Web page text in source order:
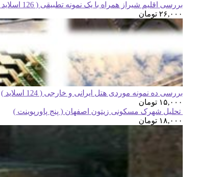
بررسی اقلیم شیراز همراه با یک نمونه تطبیقی ( 126 اسلاید )
۲۶,۰۰۰ تومان
بررسی ده نمونه موردی هتل ایرانی و خارجی ( 124 اسلاید )
۱۵,۰۰۰ تومان
تحلیل شهرک مسکونی زیتون اصفهان ( پنج پاورپوینت )
۱۸,۰۰۰ تومان